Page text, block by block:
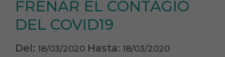
FRENAR EL CONTAGIO
DEL COVID19
Del: 18/03/2020 Hasta: 18/03/2020